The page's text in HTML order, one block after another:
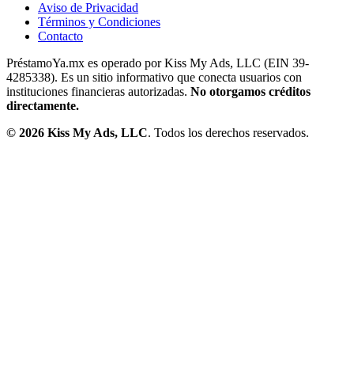
Aviso de Privacidad
Términos y Condiciones
Contacto
PréstamoYa.mx es operado por Kiss My Ads, LLC (EIN 39-
4285338). Es un sitio informativo que conecta usuarios con
instituciones financieras autorizadas. No otorgamos créditos
directamente.
© 2026 Kiss My Ads, LLC. Todos los derechos reservados.